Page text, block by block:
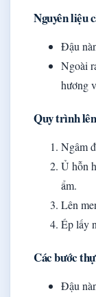
Nguyên liệu
Đậu
Ngoài
hương
Quy trình
Ngâm
Ủ hỗn
ẩm.
Lên
Ép lấy
Các bước
Đậu